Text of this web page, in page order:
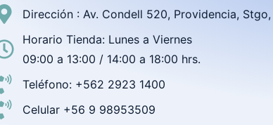
Dirección : Av. Condell 520, Providencia,
Horario Tienda: Lunes a Viernes
09:00 a 13:00 / 14:00 a 18:00 hrs.
Teléfono: +562 2923 1400
Celular +56 9 98953509